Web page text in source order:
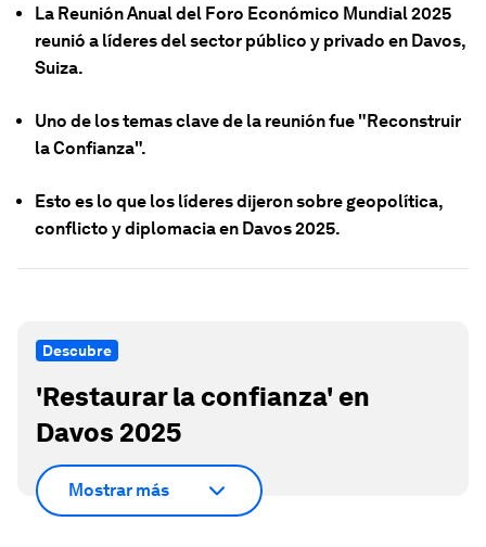
La Reunión Anual del Foro Económico Mundial 2025
reunió a líderes del sector público y privado en Davos,
Suiza.
Uno de los temas clave de la reunión fue "Reconstruir
la Confianza".
Esto es lo que los líderes dijeron sobre geopolítica,
conflicto y diplomacia en Davos 2025.
Descubre
'Restaurar la confianza' en
Davos 2025
Mostrar más